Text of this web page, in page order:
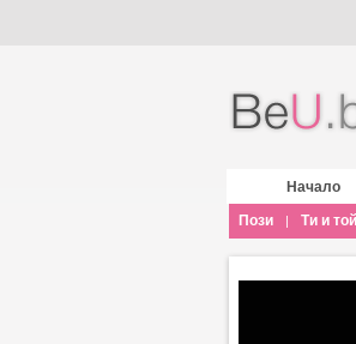
Начало
Пози
| Ти и той